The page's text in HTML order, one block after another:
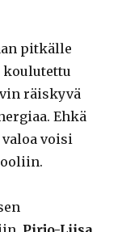
pitkälle
koulutettu
räiskyvä
Ehkä
valoa voisi